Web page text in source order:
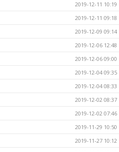
2019-12-11 10:19
2019-12-11 09:18
2019-12-09 09:14
2019-12-06 12:48
2019-12-06 09:00
2019-12-04 09:35
2019-12-04 08:33
2019-12-02 08:37
2019-12-02 07:46
2019-11-29 10:50
2019-11-27 10:12